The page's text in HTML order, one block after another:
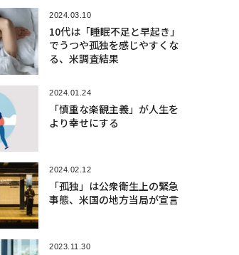
2024.03.10
10代は「睡眠不足と早起き」
でうつや孤独を感じやすくな
る、米調査結果
2024.01.24
「慎重な楽観主義」が人生を
より幸せにする
2024.02.12
「孤独」は公衆衛生上の緊急
事態、米国の地方当局が宣言
2023.11.30